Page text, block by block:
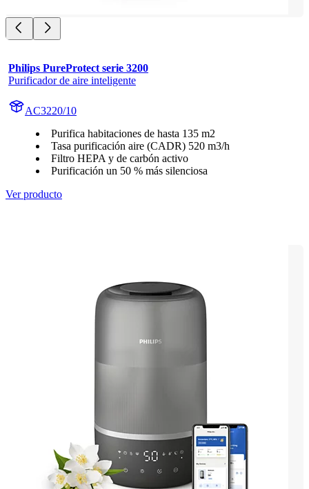
Philips PureProtect serie 3200
Purificador de aire inteligente
AC3220/10
Purifica habitaciones de hasta 135 m2
Tasa purificación aire (CADR) 520 m3/h
Filtro HEPA y de carbón activo
Purificación un 50 % más silenciosa
Ver producto